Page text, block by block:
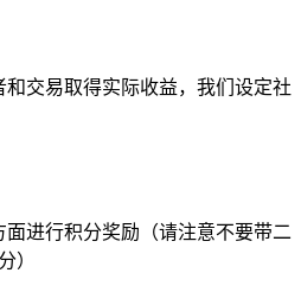
交易取得实际收益，我们设定社
进行积分奖励（请注意不要带二
）